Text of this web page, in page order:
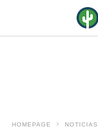
HOMEPAGE NOTICIAS